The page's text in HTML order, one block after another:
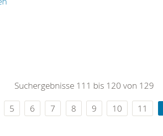
Suchergebnisse 111 bis 120 von 129
5 6 7 8 9 10 11